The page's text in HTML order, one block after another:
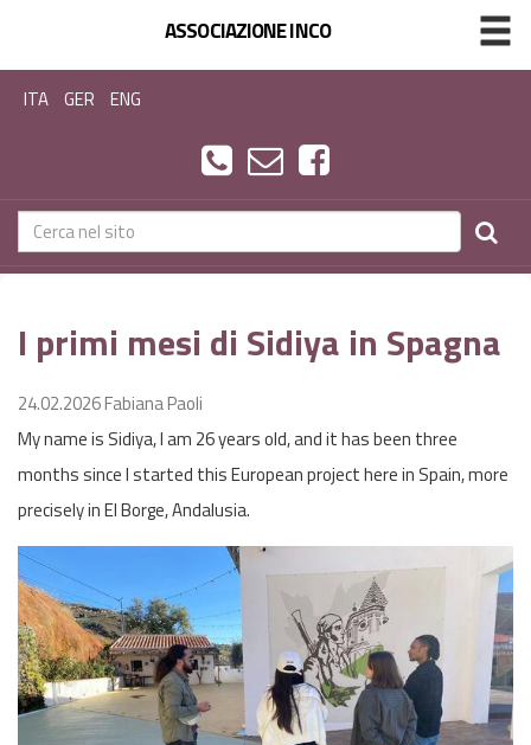
ASSOCIAZIONE INCO
ITA GER ENG
I primi mesi di Sidiya in Spagna
24.02.2026Fabiana Paoli
My name is Sidiya, I am 26 years old, and it has been three
months since I started this European project here in Spain, more
precisely in El Borge, Andalusia.